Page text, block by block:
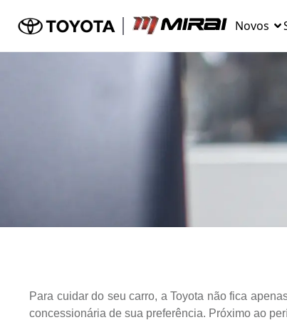
Novos
Para cuidar do seu carro, a Toyota não fica
concessionária de sua preferência. Próximo ao